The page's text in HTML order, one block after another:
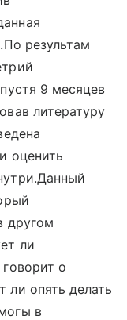
результам
9 месяцев
литературу
оценить
другом
ли
о
ли опять делать
в